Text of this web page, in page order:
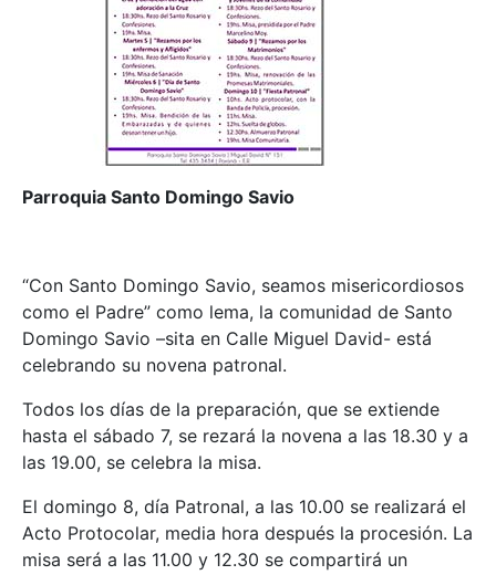
Parroquia Santo Domingo Savio
“Con Santo Domingo Savio, seamos misericordiosos
como el Padre” como lema, la comunidad de Santo
Domingo Savio –sita en Calle Miguel David- está
celebrando su novena patronal.
Todos los días de la preparación, que se extiende
hasta el sábado 7, se rezará la novena a las 18.30 y a
las 19.00, se celebra la misa.
El domingo 8, día Patronal, a las 10.00 se realizará el
Acto Protocolar, media hora después la procesión. La
misa será a las 11.00 y 12.30 se compartirá un